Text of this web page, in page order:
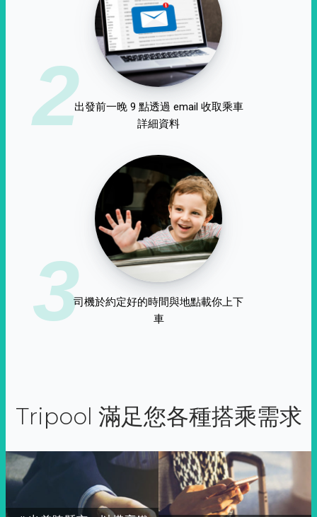
2出發前一晚 9 點透過 email 收取乘車
詳細資料
3司機於約定好的時間與地點載你上下
車
Tripool 滿足您各種搭乘需求